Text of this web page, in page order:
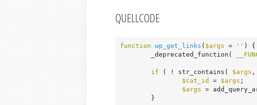
QUELLCODE
function wp_get_links ( $args = '' )
{
	_deprecated_function(
if ( ! str_contains( $args ,
$cat_id
= $args ;
$args =